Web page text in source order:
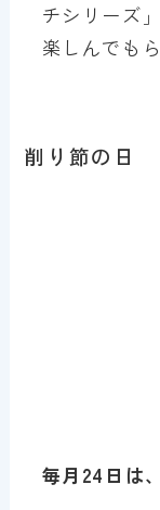
チシリーズ
楽しんでも
削り節の日
毎月24日は